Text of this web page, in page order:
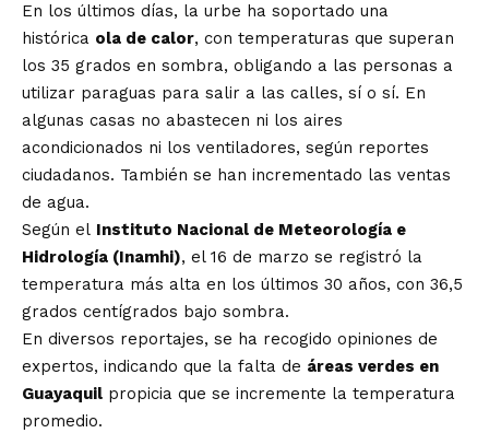
En los últimos días, la urbe ha soportado una
histórica ola de calor, con temperaturas que superan
los 35 grados en sombra, obligando a las personas a
utilizar paraguas para salir a las calles, sí o sí. En
algunas casas no abastecen ni los aires
acondicionados ni los ventiladores, según reportes
ciudadanos. También se han incrementado las ventas
de agua.
Según el Instituto Nacional de Meteorología e
Hidrología (Inamhi), el 16 de marzo se registró la
temperatura más alta en los últimos 30 años, con 36,5
grados centígrados bajo sombra.
En diversos reportajes, se ha recogido opiniones de
expertos, indicando que la falta de áreas verdes en
Guayaquil propicia que se incremente la temperatura
promedio.